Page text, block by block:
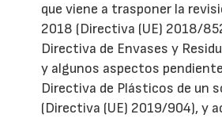
que viene a trasponer la
2018 (Directiva (UE) 2018/
Directiva de Envases y
y algunos aspectos
Directiva de Plásticos de un
(Directiva (UE) 2019/904), y